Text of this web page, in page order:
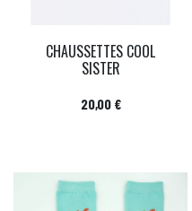
CHAUSSETTES COOL
SISTER
Prix
20,00 €